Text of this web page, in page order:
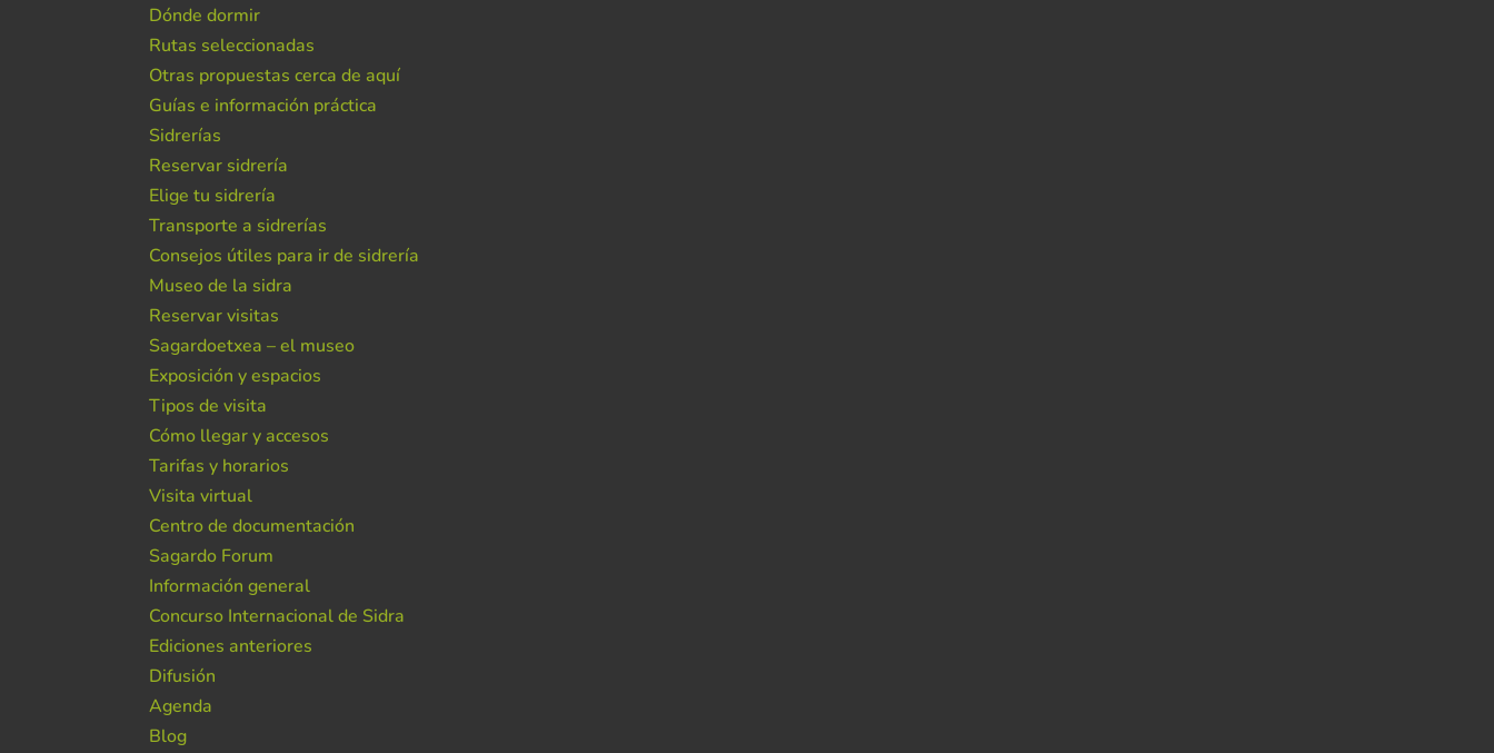
Dónde dormir
Rutas seleccionadas
Otras propuestas cerca de aquí
Guías e información práctica
Sidrerías
Reservar sidrería
Elige tu sidrería
Transporte a sidrerías
Consejos útiles para ir de sidrería
Museo de la sidra
Reservar visitas
Sagardoetxea – el museo
Exposición y espacios
Tipos de visita
Cómo llegar y accesos
Tarifas y horarios
Visita virtual
Centro de documentación
Sagardo Forum
Información general
Concurso Internacional de Sidra
Ediciones anteriores
Difusión
Agenda
Blog